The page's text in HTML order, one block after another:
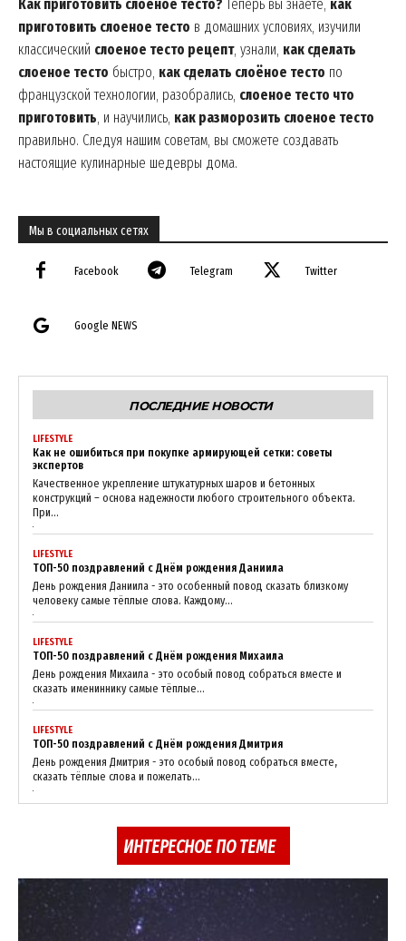
Как приготовить слоеное тесто? Теперь вы знаете, как
приготовить слоеное тесто в домашних условиях, изучили
классический слоеное тесто рецепт, узнали, как сделать
слоеное тесто быстро, как сделать слоёное тесто по
французской технологии, разобрались, слоеное тесто что
приготовить, и научились, как разморозить слоеное тесто
правильно. Следуя нашим советам, вы сможете создавать
настоящие кулинарные шедевры дома.
Мы в социальных сетях
Facebook Telegram Twitter
Google NEWS
ПОСЛЕДНИЕ НОВОСТИ
LIFESTYLE
Как не ошибиться при покупке армирующей сетки: советы
экспертов
Качественное укрепление штукатурных шаров и бетонных
конструкций – основа надежности любого строительного объекта.
При...
LIFESTYLE
ТОП-50 поздравлений с Днём рождения Даниила
День рождения Даниила - это особенный повод сказать близкому
человеку самые тёплые слова. Каждому...
LIFESTYLE
ТОП-50 поздравлений с Днём рождения Михаила
День рождения Михаила - это особый повод собраться вместе и
сказать имениннику самые тёплые...
LIFESTYLE
ТОП-50 поздравлений с Днём рождения Дмитрия
День рождения Дмитрия - это особый повод собраться вместе,
сказать тёплые слова и пожелать...
ИНТЕРЕСНОЕ ПО ТЕМЕ